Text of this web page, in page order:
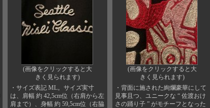
(画像をクリックすると大
きく見られます)
・サイズ表記 ML。サイズ実寸
は、肩幅 約 42,5cm位（右肩から左
肩まで）、身幅 約 59,5cm位（右脇
(画像をクリックすると大
きく見られます)
・背面に施された絢爛豪華にして
見事且つ、ユニークな “ 佐渡おけ
さの踊り子 ” がモチーフとなった